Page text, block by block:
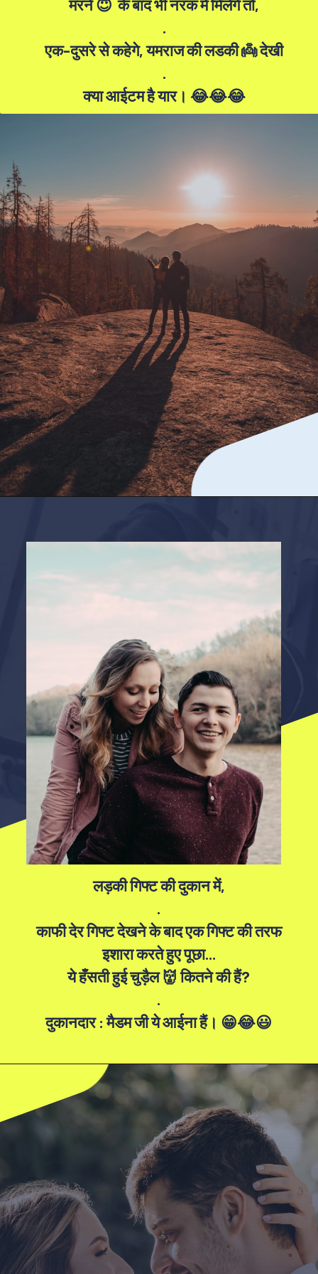
मरने 😇 के बाद भी नरक मे मिलेगे तो,
.
एक-दुसरे से कहेगे, यमराज की लडकी 👼 देखी
.
क्या आईटम है यार। 😂😂😂
लड़की गिफ्ट की दुकान में,
.
काफी देर गिफ्ट देखने के बाद एक गिफ्ट की तरफ
इशारा करते हुए पूछा...
ये हँसती हुई चुड़ैल 👹 कितने की हैं?
.
दुकानदार : मैडम जी ये आईना हैं। 😁😂😃